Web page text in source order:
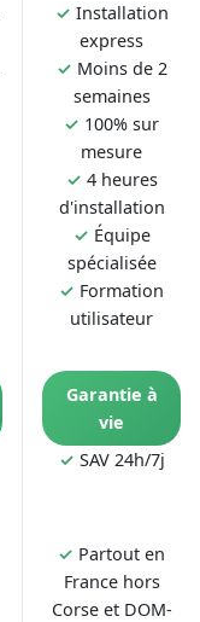
✓ Installation
express
✓ Moins de 2
semaines
✓ 100% sur
mesure
✓ 4 heures
d'installation
✓ Équipe
spécialisée
✓ Formation
utilisateur
Garantie à
vie
✓ SAV 24h/7j
✓ Partout en
France hors
Corse et DOM-